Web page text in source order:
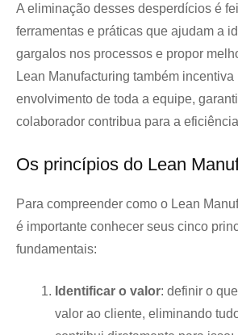
A eliminação desses desperdícios é
ferramentas e práticas que ajudam a
gargalos nos processos e propor
Lean Manufacturing também
envolvimento de toda a equipe,
colaborador contribua para a
Os princípios do Lean
Para compreender como o Lean
é importante conhecer seus cinco
fundamentais:
Identificar o valor: definir o
valor ao cliente, eliminando